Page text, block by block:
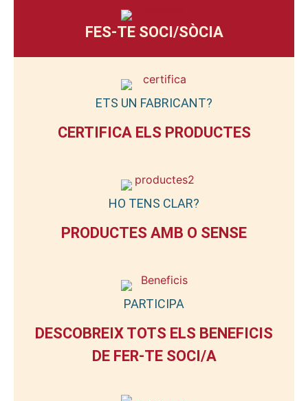
FES-TE SOCI/SÒCIA
ETS UN FABRICANT?
CERTIFICA ELS PRODUCTES
HO TENS CLAR?
PRODUCTES AMB O SENSE
PARTICIPA
DESCOBREIX TOTS ELS BENEFICIS
DE FER-TE SOCI/A